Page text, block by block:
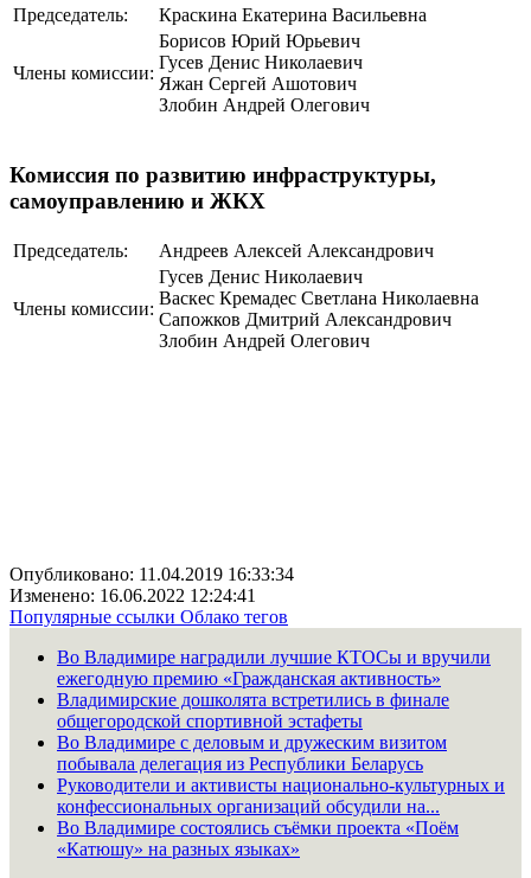
Председатель: Краскина Екатерина Васильевна
Члены комиссии:
Борисов Юрий Юрьевич
Гусев Денис Николаевич
Яжан Сергей Ашотович
Злобин Андрей Олегович
Комиссия по развитию инфраструктуры,
самоуправлению и ЖКХ
Председатель: Андреев Алексей Александрович
Члены комиссии:
Гусев Денис Николаевич
Васкес Кремадес Светлана Николаевна
Сапожков Дмитрий Александрович
Злобин Андрей Олегович
Опубликовано: 11.04.2019 16:33:34
Изменено: 16.06.2022 12:24:41
Популярные ссылки Облако тегов
Во Владимире наградили лучшие КТОСы и вручили
ежегодную премию «Гражданская активность»
Владимирские дошколята встретились в финале
общегородской спортивной эстафеты
Во Владимире с деловым и дружеским визитом
побывала делегация из Республики Беларусь
Руководители и активисты национально-культурных и
конфессиональных организаций обсудили на...
Во Владимире состоялись съёмки проекта «Поём
«Катюшу» на разных языках»